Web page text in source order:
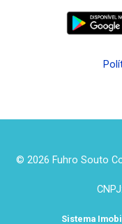
© 2026 Fuhro Souto
Sistema